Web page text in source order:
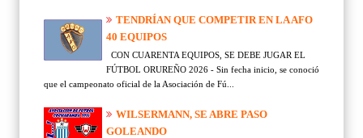
TENDRÍAN QUE COMPETIR EN LA AFO
40 EQUIPOS
CON CUARENTA EQUIPOS, SE DEBE JUGAR EL
FÚTBOL ORUREÑO 2026 - Sin fecha inicio, se conoció
que el campeonato oficial de la Asociación de Fú...
WILSERMANN, SE ABRE PASO
GOLEANDO